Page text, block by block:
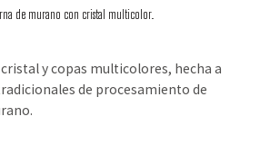
de murano con cristal multicolor.
y copas multicolores, hecha a
de procesamiento de